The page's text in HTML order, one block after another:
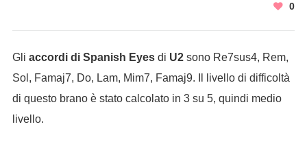
0
Gli accordi di Spanish Eyesdi U2sono Re7sus4, Rem,
Sol, Famaj7, Do, Lam, Mim7, Famaj9. Il livello di difficoltà
di questo brano è stato calcolato in 3 su 5, quindi medio
livello.